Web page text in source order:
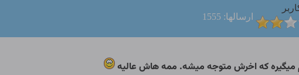
ارسالها: 1555
که اخرش متوجه میشه. ممه هاش عالیه